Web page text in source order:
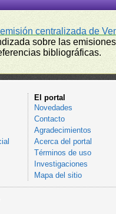
centralizada de
sobre las
bibliográficas.
El portal
Novedades
Contacto
Agradecimientos
Acerca del portal
Términos de uso
Investigaciones
Mapa del sitio